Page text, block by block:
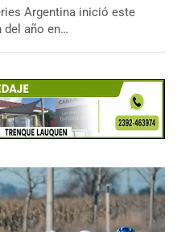
Argentina inició este
del año en…